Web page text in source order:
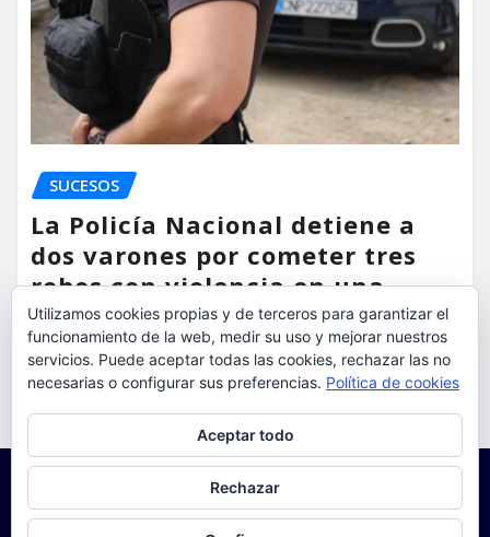
SUCESOS
La Policía Nacional detiene a
dos varones por cometer tres
robos con violencia en una
misma mañana
torrent al dia Ago 7, 2026
Utilizamos cookies propias y de terceros para garantizar el
funcionamiento de la web, medir su uso y mejorar nuestros
servicios. Puede aceptar todas las cookies, rechazar las no
necesarias o configurar sus preferencias. Política de cookies
Aceptar todo
Rechazar
Para obtener más información, incluido cómo gestionar las cookies,